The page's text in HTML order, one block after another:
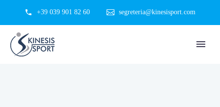
+39 039 901 82 60 segreteria@kinesisport.com